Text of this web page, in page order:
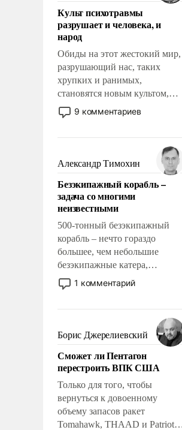
Культ психотравмы
разрушает и человека, и
народ
Обиды на этот жестокий мир,
разрушающий нас, таких
хрупких и ранимых,
становятся новым культом,
постепенно вытесняя и
отменяя традиционное
мужественным и твердым под
ударами судьбы, брать на себя
ответственность, помогать
слабым, идти вперед и
адаптироваться.
9 комментариев
Александр Тимохин
Безэкипажный корабль –
задача со многими
неизвестными
500-тонный безэкипажный
корабль – нечто гораздо
большее, чем небольшие
безэкипажные катера,
применение которых уже
стало обыденностью. Задача по
сложна и амбициозна. Однако
и ее реализация радикально
поднимет наши боевые
возможности.
1 комментарий
Борис Джерелиевский
Сможет ли Пентагон
перестроить ВПК США
Только для того, чтобы
вернуться к довоенному
объему запасов ракет
Tomahawk, THAAD и Patriot